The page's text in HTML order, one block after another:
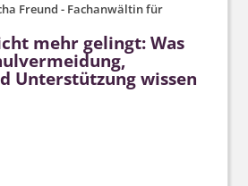
Freund - Fachanwältin für
mehr gelingt: Was
Unterstützung wissen